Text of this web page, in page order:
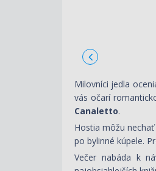
Milovníci jedla
vás očarí
Canaletto.
Hostia môžu
po bylinné kúpele.
Večer nabáda k